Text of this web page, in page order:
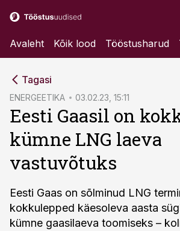
Avaleht Kõik lood Tööstusharud
Tagasi
ENERGEETIKA 03.02.23, 15:11
Eesti Gaasil on
kümne LNG laeva
vastuvõtuks
Eesti Gaas on sõlminud LNG
kokkulepped käesoleva aasta
kümne gaasilaeva toomiseks –